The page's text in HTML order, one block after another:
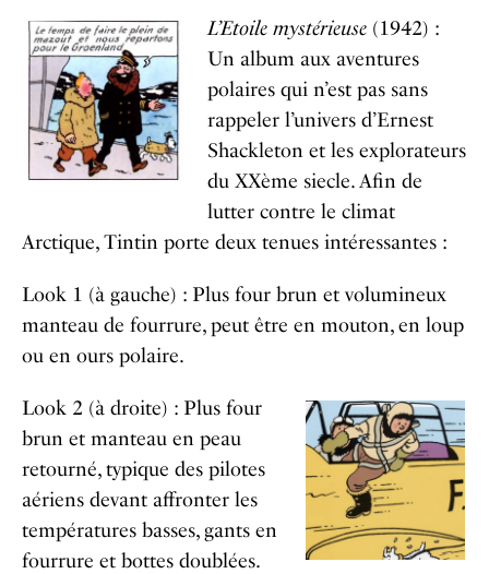
L’Etoile mystérieuse (1942) :
Un album aux aventures
polaires qui n’est pas sans
rappeler l’univers d’Ernest
Shackleton et les explorateurs
du XXème siecle. Afin de
lutter contre le climat
Arctique, Tintin porte deux tenues intéressantes :
Look 1 (à gauche) : Plus four brun et volumineux
manteau de fourrure, peut être en mouton, en loup
ou en ours polaire.
Look 2 (à droite) : Plus four
brun et manteau en peau
retourné, typique des pilotes
aériens devant affronter les
températures basses, gants en
fourrure et bottes doublées.